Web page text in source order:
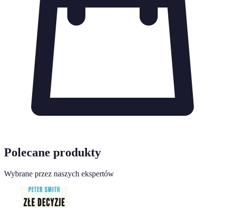
Polecane produkty
Wybrane przez naszych ekspertów